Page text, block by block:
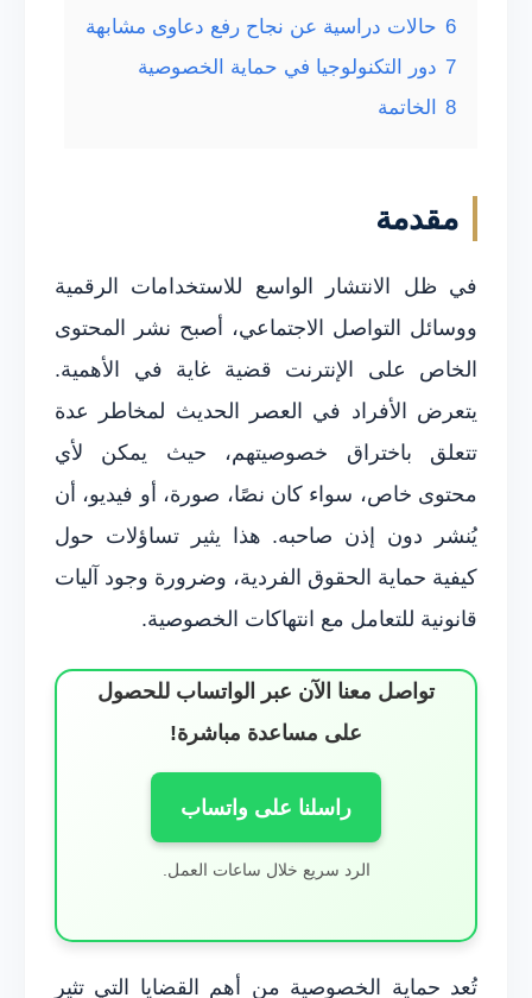
6 حالات دراسية عن نجاح رفع دعاوى مشابهة
7 دور التكنولوجيا في حماية الخصوصية
8
الخاتمة
مقدمة
في ظل الانتشار الواسع للاستخدامات الرقمية
ووسائل التواصل الاجتماعي، أصبح نشر المحتوى
الخاص على الإنترنت قضية غاية في الأهمية.
يتعرض الأفراد في العصر الحديث لمخاطر عدة
تتعلق باختراق خصوصيتهم، حيث يمكن لأي
محتوى خاص، سواء كان نصًا، صورة، أو فيديو، أن
يُنشر دون إذن صاحبه. هذا يثير تساؤلات حول
كيفية حماية الحقوق الفردية، وضرورة وجود آليات
قانونية للتعامل مع انتهاكات الخصوصية.
تواصل معنا الآن عبر الواتساب للحصول
على مساعدة مباشرة!
راسلنا على واتساب
الرد سريع خلال ساعات العمل.
تُعد حماية الخصوصية من أهم القضايا التي تثير